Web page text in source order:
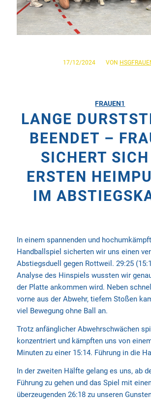
17/12/2024
/ VON
FRAUEN1
LANGE
BEENDET –
SICHERT
ERSTEN
IM
In einem spannenden und
Handballspiel sicherten wir uns einen
Abstiegsduell gegen Rottweil. 29:25
Analyse des Hinspiels wussten wir
der Platte ankommen wird. Neben
vorne aus der Abwehr, tiefem Stoßen
viel Bewegung ohne Ball an.
Trotz anfänglicher Abwehrschwächen
konzentriert und kämpften uns von
Minuten zu einer 15:14. Führung in die
In der zweiten Hälfte gelang es uns, ab
Führung zu gehen und das Spiel mit
überzeugenden 26:18 zu unseren